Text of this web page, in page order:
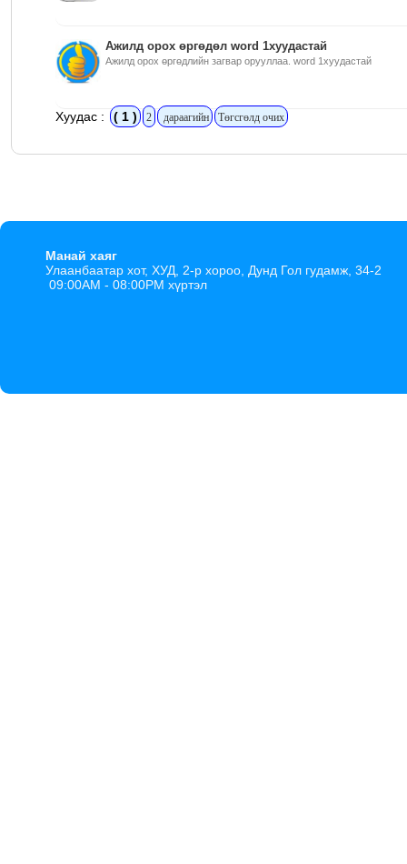
Ажилд орох өргөдөл word 1хуудастай
Ажилд орох өргөдлийн загвар орууллаа. word 1хуудастай
Хуудас : ( 1 ) 2 дараагийн Төгсгөлд очих
Манай хаяг
Улаанбаатар хот, ХУД, 2-р хороо, Дунд Гол гудамж, 34-2
09:00AM - 08:00PM хүртэл